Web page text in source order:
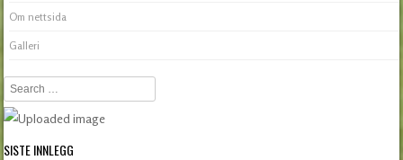
Om nettsida
Galleri
Search
SISTE INNLEGG